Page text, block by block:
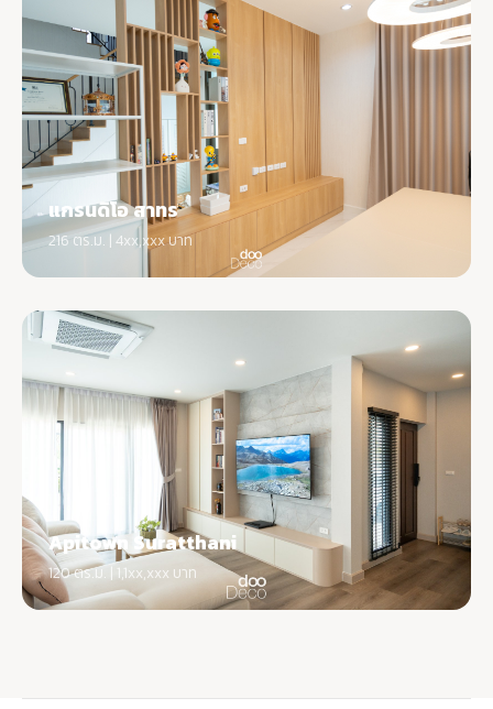
แกรนดิโอ สาทร
216 ตร.ม. | 4xx,xxx บาท
Apitown Suratthani
120 ตร.ม. | 1,1xx,xxx บาท